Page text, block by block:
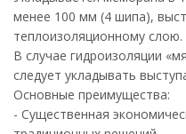
менее 100 мм (4 шипа),
теплоизоляционному слою.
В случае гидроизоляции
следует укладывать
Основные преимущества:
- Существенная